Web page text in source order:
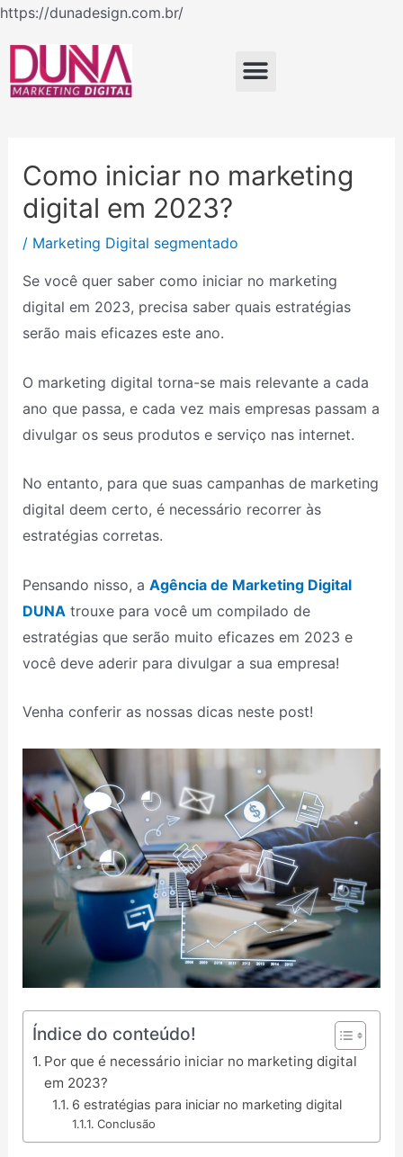
https://dunadesign.com.br/Ir
Menu
Como iniciar no marketing
digital em 2023?
/ Marketing Digital segmentado
Se você quer saber como iniciar no marketing
digital em 2023, precisa saber quais estratégias
serão mais eficazes este ano.
O marketing digital torna-se mais relevante a cada
ano que passa, e cada vez mais empresas passam a
divulgar os seus produtos e serviço nas internet.
No entanto, para que suas campanhas de marketing
digital deem certo, é necessário recorrer às
estratégias corretas.
Pensando nisso, a Agência de Marketing Digital
DUNA trouxe para você um compilado de
estratégias que serão muito eficazes em 2023 e
você deve aderir para divulgar a sua empresa!
Venha conferir as nossas dicas neste post!
Índice do conteúdo!
Por que é necessário iniciar no marketing digital
em 2023?
6 estratégias para iniciar no marketing digital
Conclusão
de
Post